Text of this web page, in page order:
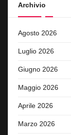
Archivio
Agosto 2026
Luglio 2026
Giugno 2026
Maggio 2026
Aprile 2026
Marzo 2026